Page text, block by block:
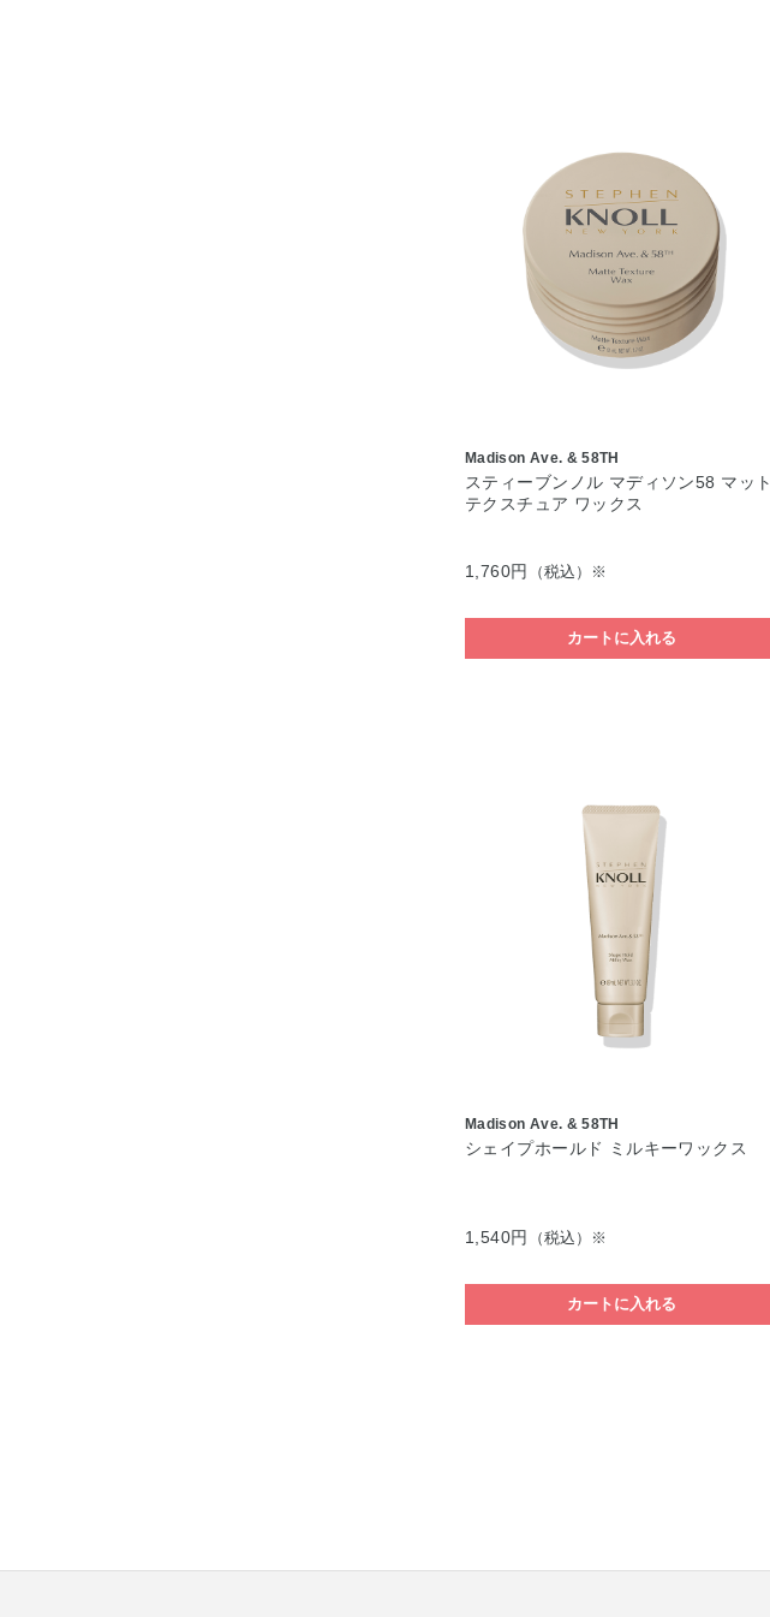
Madison Ave. & 58TH
スティーブンノル マディソン58 マット
テクスチュア ワックス
1,760円 （税込）※
カートに入れる
Madison Ave. & 58TH
シェイプホールド ミルキーワックス
1,540円 （税込）※
カートに入れる